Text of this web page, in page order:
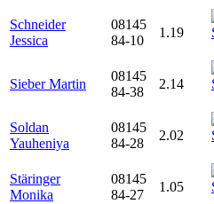
Schneider
Jessica
08145
84-10
1.19
Sieber Martin
08145
84-38
2.14
Soldan
Yauheniya
08145
84-28
2.02
Stäringer
Monika
08145
84-27
1.05